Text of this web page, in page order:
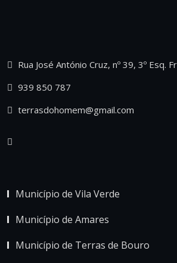
Rua José António Cruz, nº 39, 3º Esq.
939 850 787
terrasdohomem@gmail.com
Município de Vila Verde
Município de Amares
Município de Terras de Bouro